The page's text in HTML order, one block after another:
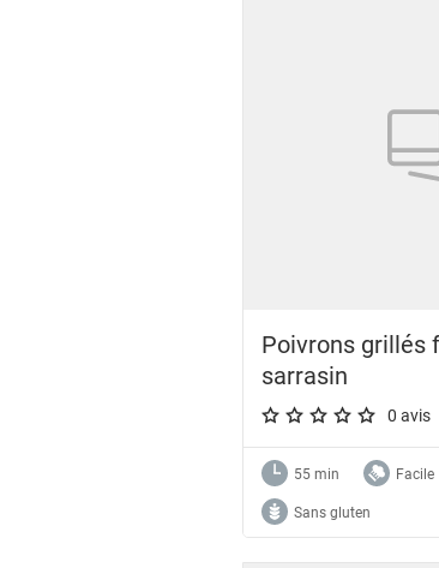
Poivrons grillés
sarrasin
A star rating of 0 out
0 avis
55 min Facile
Sans gluten